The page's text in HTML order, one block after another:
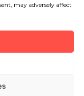
may adversely affect